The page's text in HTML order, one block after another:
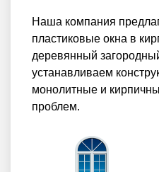
Наша компания
пластиковые окна в
деревянный
устанавливаем
монолитные и
проблем.